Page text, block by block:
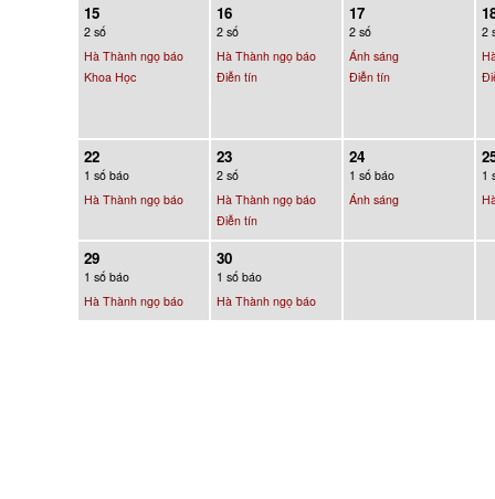
15
2 số
Hà Thành ngọ báo
Khoa Học
16
2 số
Hà Thành ngọ báo
Điễn tín
17
2 số
Ánh sáng
Điễn tín
2
22
1 số báo
Hà Thành ngọ báo
23
2 số
Hà Thành ngọ báo
Điễn tín
24
1 số báo
Ánh sáng
1
29
1 số báo
Hà Thành ngọ báo
30
1 số báo
Hà Thành ngọ báo